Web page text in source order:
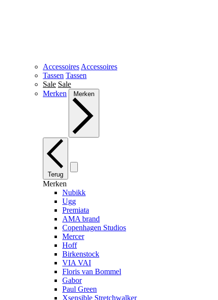
Accessoires Accessoires
Tassen Tassen
Sale Sale
Merken
Merken
Terug
Merken
Nubikk
Ugg
Premiata
AMA brand
Copenhagen Studios
Mercer
Hoff
Birkenstock
VIA VAI
Floris van Bommel
Gabor
Paul Green
Xsensible Stretchwalker